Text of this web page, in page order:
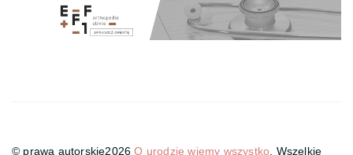
© prawa autorskie2026O urodzie wiemy wszystko . Wszelkie